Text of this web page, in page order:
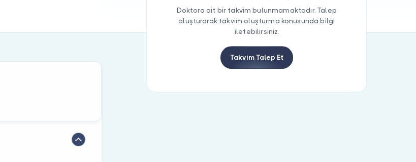
Doktora ait bir takvim bulunmamaktadır. Talep
oluşturarak takvim oluşturma konusunda bilgi
iletebilirsiniz.
Takvim Talep Et